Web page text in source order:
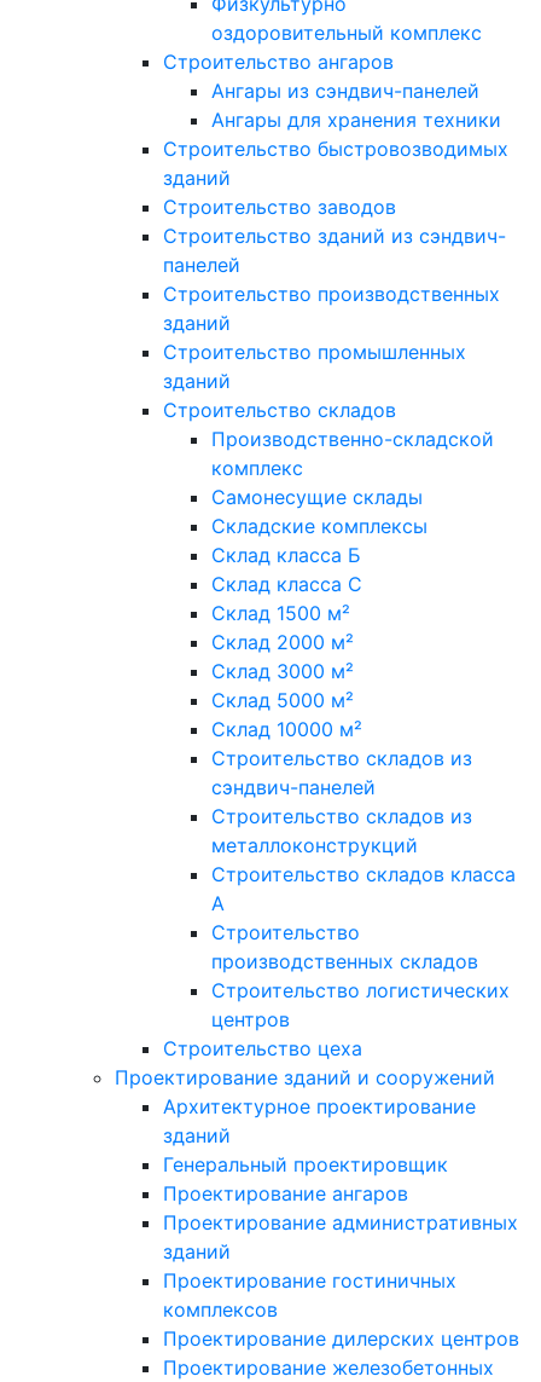
оздоровительный комплекс
Строительство ангаров
Ангары из сэндвич-панелей
Ангары для хранения техники
Строительство быстровозводимых
зданий
Строительство заводов
Строительство зданий из сэндвич-
панелей
Строительство производственных
зданий
Строительство промышленных
зданий
Строительство складов
Производственно-складской
комплекс
Самонесущие склады
Складские комплексы
Склад класса Б
Склад класса С
Склад 1500 м²
Склад 2000 м²
Склад 3000 м²
Склад 5000 м²
Склад 10000 м²
Строительство складов из
сэндвич-панелей
Строительство складов из
металлоконструкций
Строительство складов класса
А
Строительство
производственных складов
Строительство логистических
центров
Строительство цеха
Проектирование зданий и сооружений
Архитектурное проектирование
зданий
Генеральный проектировщик
Проектирование ангаров
Проектирование административных
зданий
Проектирование гостиничных
комплексов
Проектирование дилерских центров
Проектирование железобетонных